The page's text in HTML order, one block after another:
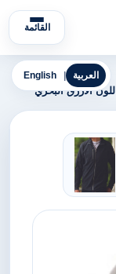
القائمة
English العربية